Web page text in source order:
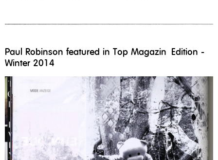
Paul Robinson featured in Top Magazin Edition -
Winter 2014